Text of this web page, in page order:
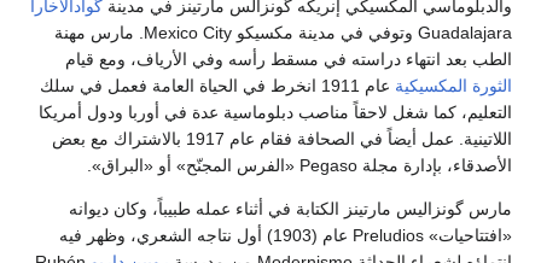
والدبلوماسي المكسيكي إنريكه گونزالس مارتينز في مدينة گوادالاخارا
Guadalajara وتوفي في مدينة مكسيكو Mexico City. مارس مهنة
الطب بعد انتهاء دراسته في مسقط رأسه وفي الأرياف، ومع قيام
الثورة المكسيكية
عام 1911 انخرط في الحياة العامة فعمل في سلك
التعليم، كما شغل لاحقاً مناصب دبلوماسية عدة في أوربا ودول أمريكا
اللاتينية. عمل أيضاً في الصحافة فقام عام 1917 بالاشتراك مع بعض
الأصدقاء، بإدارة مجلة Pegaso «الفرس المجنّح» أو «البراق».
مارس گونزاليس مارتينز الكتابة في أثناء عمله طبيباً، وكان ديوانه
«افتتاحيات» Preludios عام (1903) أول نتاجه الشعري، وظهر فيه